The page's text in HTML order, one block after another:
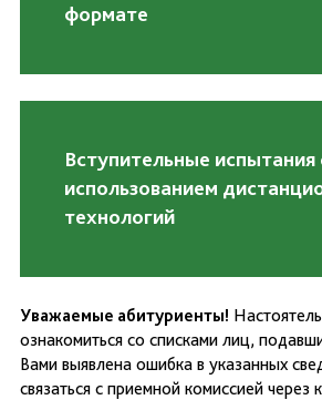
формате
Вступительные испытания
использованием
технологий
Уважаемые абитуриенты!
ознакомиться со списками лиц,
Вами выявлена ошибка в указанных
связаться с приемной комиссией через